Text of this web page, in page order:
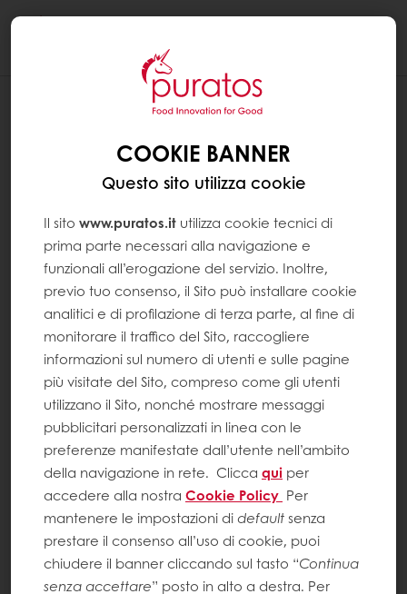
COOKIE BANNER
Questo sito utilizza cookie
Il sito www.puratos.it utilizza cookie tecnici di
prima parte necessari alla navigazione e
funzionali all’erogazione del servizio. Inoltre,
previo tuo consenso, il Sito può installare cookie
analitici e di profilazione di terza parte, al fine di
monitorare il traffico del Sito, raccogliere
informazioni sul numero di utenti e sulle pagine
più visitate del Sito, compreso come gli utenti
utilizzano il Sito, nonché mostrare messaggi
pubblicitari personalizzati in linea con le
preferenze manifestate dall’utente nell’ambito
della navigazione in rete. Clicca qui per
accedere alla nostra Cookie Policy Per
mantenere le impostazioni didefaultsenza
prestare il consenso all’uso di cookie, puoi
chiudere il banner cliccando sul tasto “Continua
senza accettare” posto in alto a destra. Per